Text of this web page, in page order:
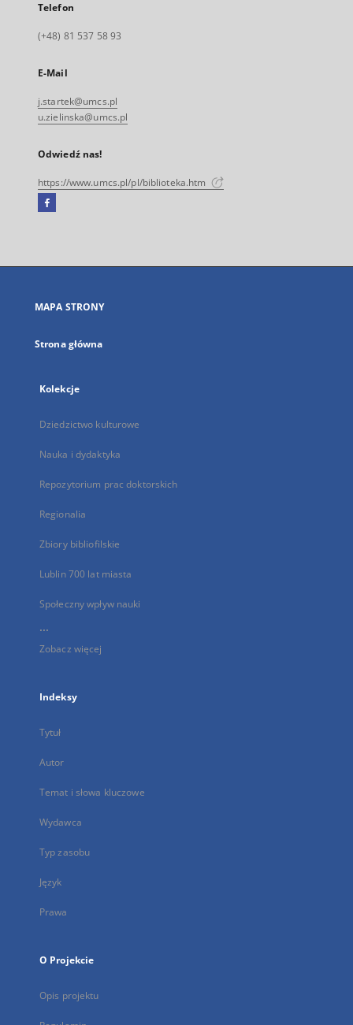
Telefon
(+48) 81 537 58 93
E-Mail
j.startek@umcs.pl
u.zielinska@umcs.pl
Odwiedź nas!
https://www.umcs.pl/pl/biblioteka.htm
Facebook
się
karcie
MAPA STRONY
Strona główna
Kolekcje
Dziedzictwo kulturowe
Nauka i dydaktyka
Repozytorium prac doktorskich
Regionalia
Zbiory bibliofilskie
Lublin 700 lat miasta
Społeczny wpływ nauki
...
Zobacz więcej
Indeksy
Tytuł
Autor
Temat i słowa kluczowe
Wydawca
Typ zasobu
Język
Prawa
O Projekcie
Opis projektu